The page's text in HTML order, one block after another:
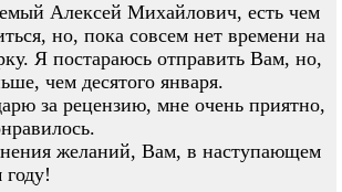
Алексей Михайлович, есть чем
но, пока совсем нет времени на
Я постараюсь отправить Вам, но,
чем десятого января.
за рецензию, мне очень приятно,
желаний, Вам, в наступающем